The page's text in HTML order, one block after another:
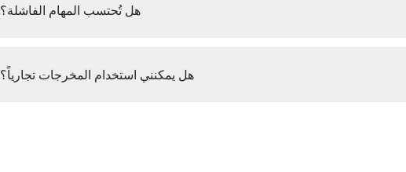
هل تُحتسب المهام الفاشلة؟
هل يمكنني استخدام المخرجات تجارياً؟